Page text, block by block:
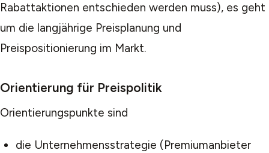
Rabattaktionen entschieden werden muss), es geht
um die langjährige Preisplanung und
Preispositionierung im Markt.
Orientierung für Preispolitik
Orientierungspunkte sind
die Unternehmensstrategie (Premiumanbieter